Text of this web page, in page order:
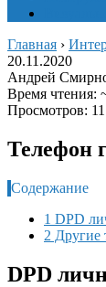
Главная ›
20.11.2020
Андрей
Время чтения:
Просмотров:
Телефон
Содержание
1 DPD
2 Другие
DPD